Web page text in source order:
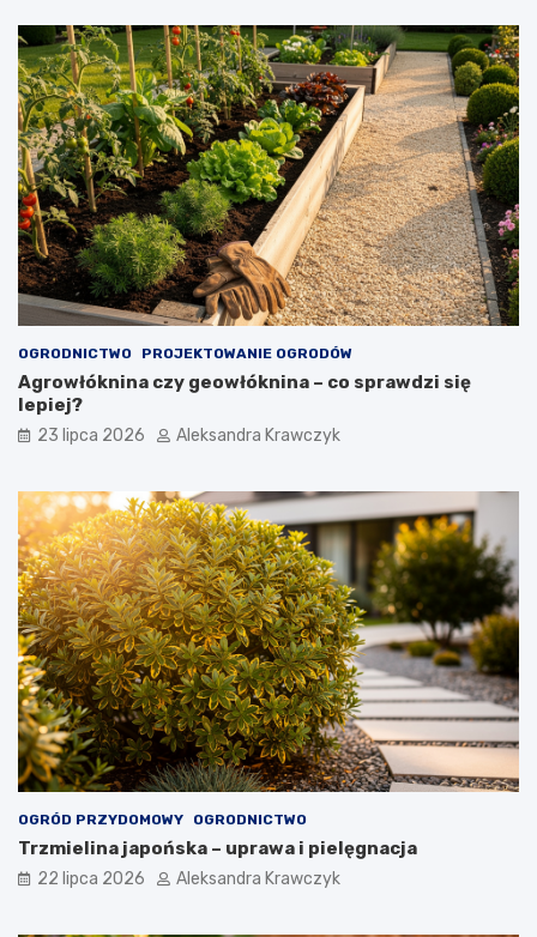
OGRODNICTWO PROJEKTOWANIE OGRODÓW
Agrowłóknina czy geowłóknina – co sprawdzi się
lepiej?
23 lipca 2026 Aleksandra Krawczyk
OGRÓD PRZYDOMOWY OGRODNICTWO
Trzmielina japońska – uprawa i pielęgnacja
22 lipca 2026 Aleksandra Krawczyk